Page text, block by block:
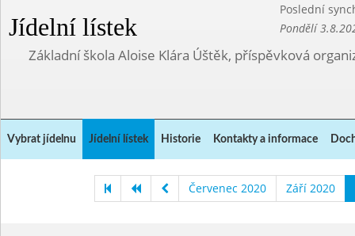
Jídelní lístek
Poslední
Pondělí
Základní škola Aloise Klára Úštěk, příspěvková
Vybrat jídelnu Jídelní lístek Historie Kontakty a informace
Červenec 2020 Září 2020